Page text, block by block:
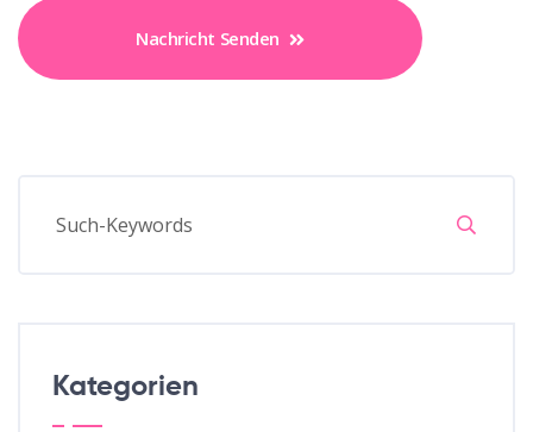
Nachricht Senden
Kategorien